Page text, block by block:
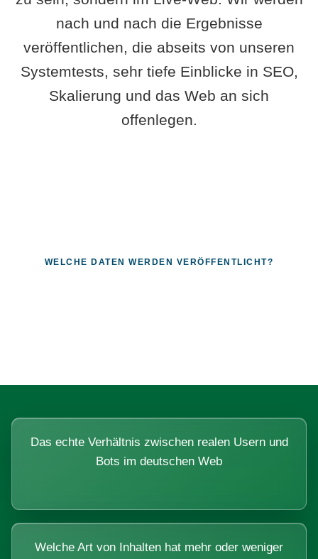
nach und nach die Ergebnisse
veröffentlichen, die abseits von unseren
Systemtests, sehr tiefe Einblicke in SEO,
Skalierung und das Web an sich
offenlegen.
WELCHE DATEN WERDEN VERÖFFENTLICHT?
Das echte Verhältnis zwischen realen Usern und
Bots im deutschen Web
Welche Art von Inhalten hat mehr oder weniger